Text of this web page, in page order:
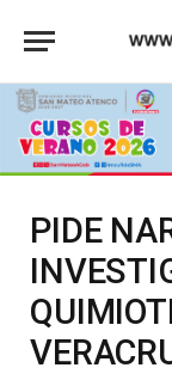
PIDE